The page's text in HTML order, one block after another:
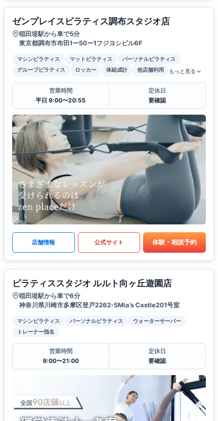
ゼンプレイスピラティス調布スタジオ店
稲田堤駅から車で5分
東京都調布市布田1ー50ー1フジヨシビル6F
マシンピラティス マットピラティス
パーソナルピラティス
グループピラティス
ロッカー 体組成計 他店舗利用 もっと見る
営業時間
平日 9:00〜20:55
定休日
要確認
店舗情報 公式サイト 体験・相談予約
ピラティススタジオ ルルト向ヶ丘遊園店
稲田堤駅から車で6分
神奈川県川崎市多摩区登戸2262-5Mia’s Castle201号室
マシンピラティス パーソナルピラティス
ウォーターサーバー
トレーナー指名
営業時間
9:00〜21:00
定休日
要確認